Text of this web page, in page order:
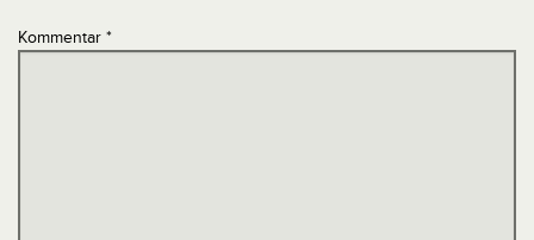
Kommentar *